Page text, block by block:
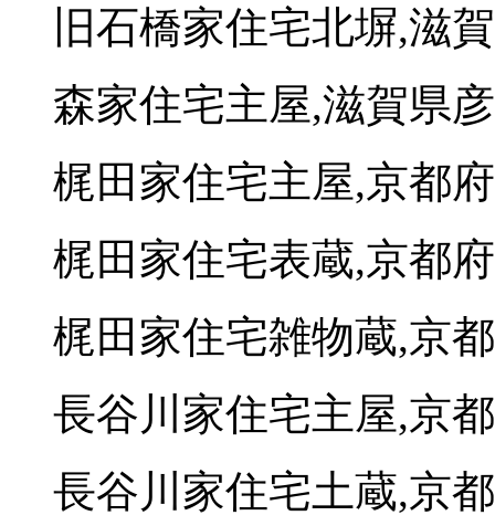
旧石橋家住宅北塀,滋
森家住宅主屋,滋賀県
梶田家住宅主屋,京都
梶田家住宅表蔵,京都
梶田家住宅雑物蔵,京
長谷川家住宅主屋,京
長谷川家住宅土蔵,京